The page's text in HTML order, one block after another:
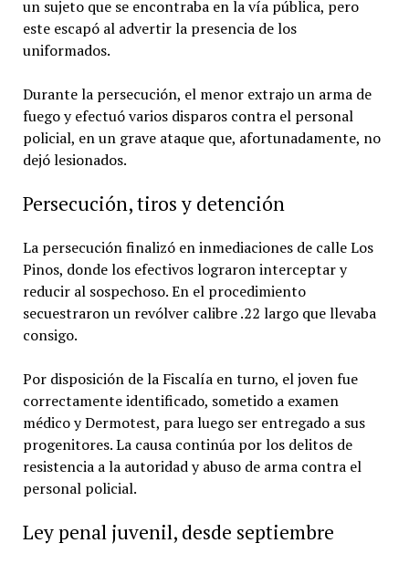
un sujeto que se encontraba en la vía pública, pero
este escapó al advertir la presencia de los
uniformados.
Durante la persecución, el menor extrajo un arma de
fuego y efectuó varios disparos contra el personal
policial, en un grave ataque que, afortunadamente, no
dejó lesionados.
Persecución, tiros y detención
La persecución finalizó en inmediaciones de calle Los
Pinos, donde los efectivos lograron interceptar y
reducir al sospechoso. En el procedimiento
secuestraron un revólver calibre .22 largo que llevaba
consigo.
Por disposición de la Fiscalía en turno, el joven fue
correctamente identificado, sometido a examen
médico y Dermotest, para luego ser entregado a sus
progenitores. La causa continúa por los delitos de
resistencia a la autoridad y abuso de arma contra el
personal policial.
Ley penal juvenil, desde septiembre